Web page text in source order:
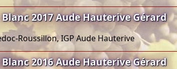
2017 Aude Hauterive Gérard
Roussillon, IGP Aude Hauterive
2016 Aude Hauterive Gérard